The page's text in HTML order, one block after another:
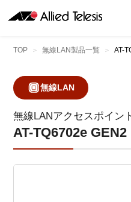
TOP 無線LAN製品一覧 AT-
無線LANアクセスポイン
AT-TQ6702e GEN2
無線LAN